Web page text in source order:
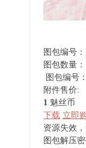
图包编号
图包数量
图包编号
附件售价:
1 魅丝币
下载 立即
资源失效
图包解压